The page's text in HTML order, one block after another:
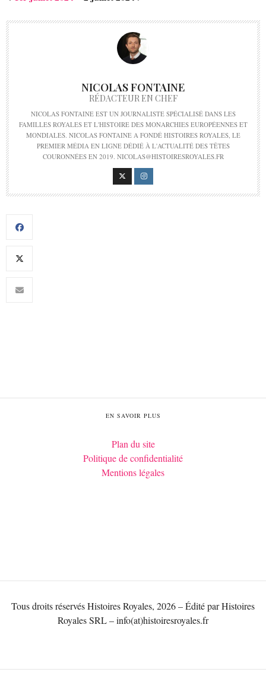
NICOLAS FONTAINE
RÉDACTEUR EN CHEF
NICOLAS FONTAINE EST UN JOURNALISTE SPÉCIALISÉ DANS LES
FAMILLES ROYALES ET L'HISTOIRE DES MONARCHIES EUROPÉENNES ET
MONDIALES. NICOLAS FONTAINE A FONDÉ HISTOIRES ROYALES, LE
PREMIER MÉDIA EN LIGNE DÉDIÉ À L'ACTUALITÉ DES TÊTES
COURONNÉES EN 2019. NICOLAS@HISTOIRESROYALES.FR
EN SAVOIR PLUS
Plan du site
Politique de confidentialité
Mentions légales
Tous droits réservés Histoires Royales, 2026 – Édité par Histoires
Royales SRL – info(at)histoiresroyales.fr